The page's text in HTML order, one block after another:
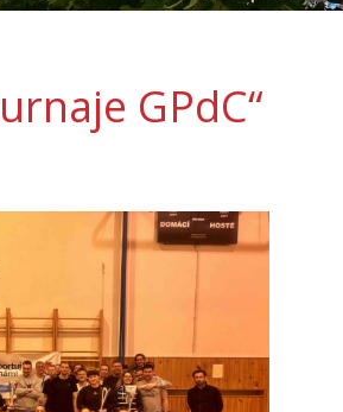
GPdC“